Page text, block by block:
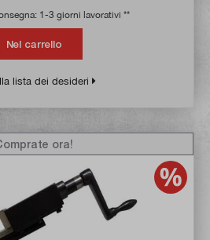
1-3 giorni lavorativi **
Nel carrello
lista dei desideri
ora!